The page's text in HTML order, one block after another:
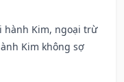
hành Kim, ngoại trừ
Kim không sợ